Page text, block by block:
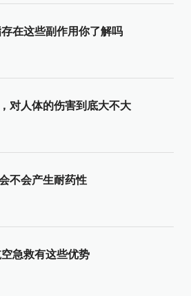
在这些副作用你了解吗
对人体的伤害到底大不大
不会产生耐药性
急救有这些优势